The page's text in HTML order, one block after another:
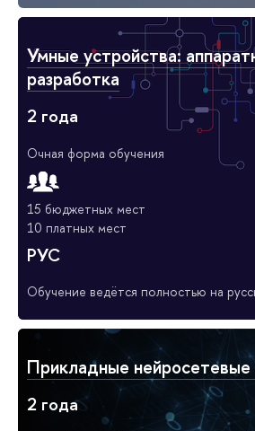
Умные устройства:
разработка
2 года
Очная форма обучения
15 бюджетных мест
10 платных мест
РУС
Обучение ведётся полностью на
Прикладные нейросетевые
2 года